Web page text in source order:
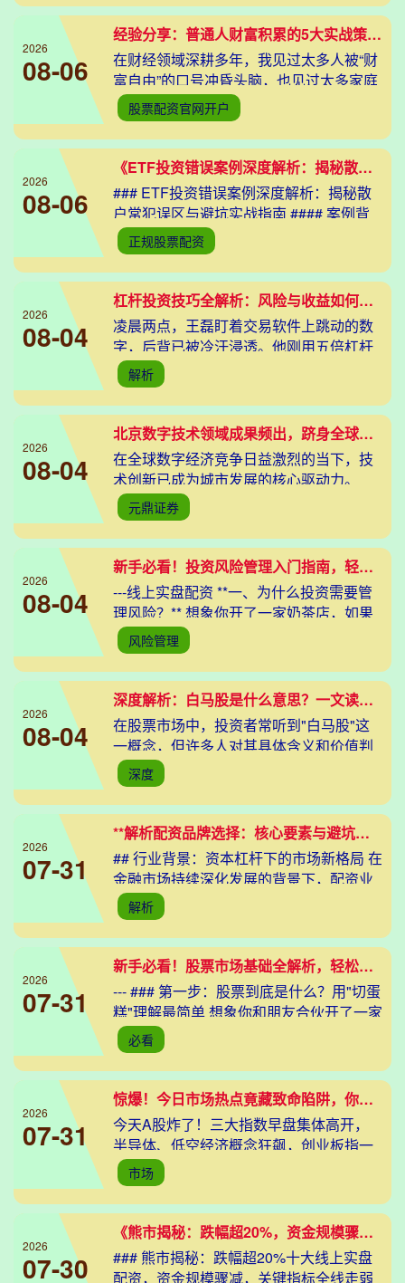
2026
08-06
经验分享：普通人财富积累的5大实战策略与避坑指南
在财经领域深耕多年，我见过太多人被“财
富自由”的口号冲昏头脑，也见过太多家庭
因错误的理财决策陷入困境。财富积累不
是玄学，更不是少数人的专利——它更像
一场需要策略
股票配资官网开户
2026
08-06
《ETF投资错误案例深度解析：揭秘散户常犯误区与避坑实战指南》
### ETF投资错误案例深度解析：揭秘散
户常犯误区与避坑实战指南 #### 案例背
景：小王的"追高杀跌"困局 2023年春节
后，32岁的上班族小王在同事推荐下
正规股票配资
2026
08-04
杠杆投资技巧全解析：风险与收益如何平衡？
凌晨两点，王磊盯着交易软件上跳动的数
字，后背已被冷汗浸透。他刚用五倍杠杆
买入某科技股，原本期待次日财报带来的
暴涨，却因突发的监管消息遭遇跌停。账
户里的保证金瞬间
解析
2026
08-04
北京数字技术领域成果频出，跻身全球创新第一梯队
在全球数字经济竞争日益激烈的当下，技
术创新已成为城市发展的核心驱动力。
2025年，北京在数字技术前沿领域交出了
一份亮眼答卷，一系列重大创新成果不仅
重塑了产业格局
元鼎证券
2026
08-04
新手必看！投资风险管理入门指南，轻松掌握降低风险技巧
---线上实盘配资 **一、为什么投资需要管
理风险？** 想象你开了一家奶茶店，如果
只买最贵的茶叶却不管顾客口味，或者把
所有钱都压在一种原料上，一旦市场变化
就可
风险管理
2026
08-04
深度解析：白马股是什么意思？一文读懂其特征与投资价值
在股票市场中，投资者常听到"白马股"这
一概念，但许多人对其具体含义和价值判
断标准并不清晰。当市场波动时，总有一
批股票因业绩稳定、估值合理被视为"避风
港"，这些股
深度
2026
07-31
**解析配资品牌选择：核心要素与避坑指南全公开**
## 行业背景：资本杠杆下的市场新格局 在
金融市场持续深化发展的背景下，配资业
务作为资本杠杆工具的延伸，已成为投资
者优化资金配置的重要手段。近年来，随
着证券市场
解析
2026
07-31
新手必看！股票市场基础全解析，轻松掌握入门投资技巧
--- ### 第一步：股票到底是什么？用"切蛋
糕"理解最简单 想象你和朋友合伙开了一家
奶茶店，每人出资1万元占10%股份。如果
奶茶店盈利后上市，你的这10%股
必看
2026
07-31
惊爆！今日市场热点竟藏致命陷阱，你敢信这是真行情？
今天A股炸了！三大指数早盘集体高开，
半导体、低空经济概念狂飙，创业板指一
度涨超2%，就在散户欢呼"牛市回归"时，
午后风云突变——AI算力龙头突然跳水，
新能源板块
市场
2026
07-30
《熊市揭秘：跌幅超20%，资金规模骤减，关键指标全线走弱》
### 熊市揭秘：跌幅超20%十大线上实盘
配资，资金规模骤减，关键指标全线走弱